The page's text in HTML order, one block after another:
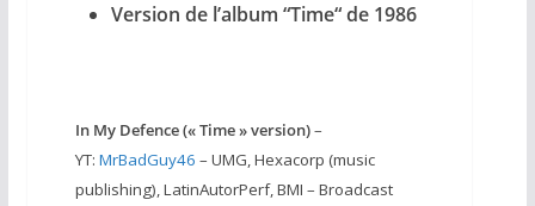
Version de l’album “Time“ de 1986
In My Defence (« Time » version)–
YT: MrBadGuy46 – UMG, Hexacorp (music
publishing), LatinAutorPerf, BMI – Broadcast